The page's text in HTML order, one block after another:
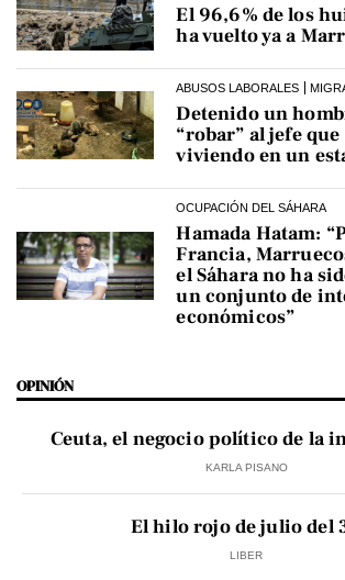
El 96,6% de los
ha vuelto ya a
ABUSOS LABORALES
Detenido un
“robar” al jefe
viviendo en un
OCUPACIÓN DEL SÁHARA
Hamada Hatam:
Francia,
el Sáhara no ha
un conjunto de
económicos”
OPINIÓN
Ceuta, el negocio político de la
KARLA PISANO
El hilo rojo de julio del
LIBER